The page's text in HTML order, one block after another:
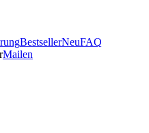
BestsellerNeuFAQ
Mailen